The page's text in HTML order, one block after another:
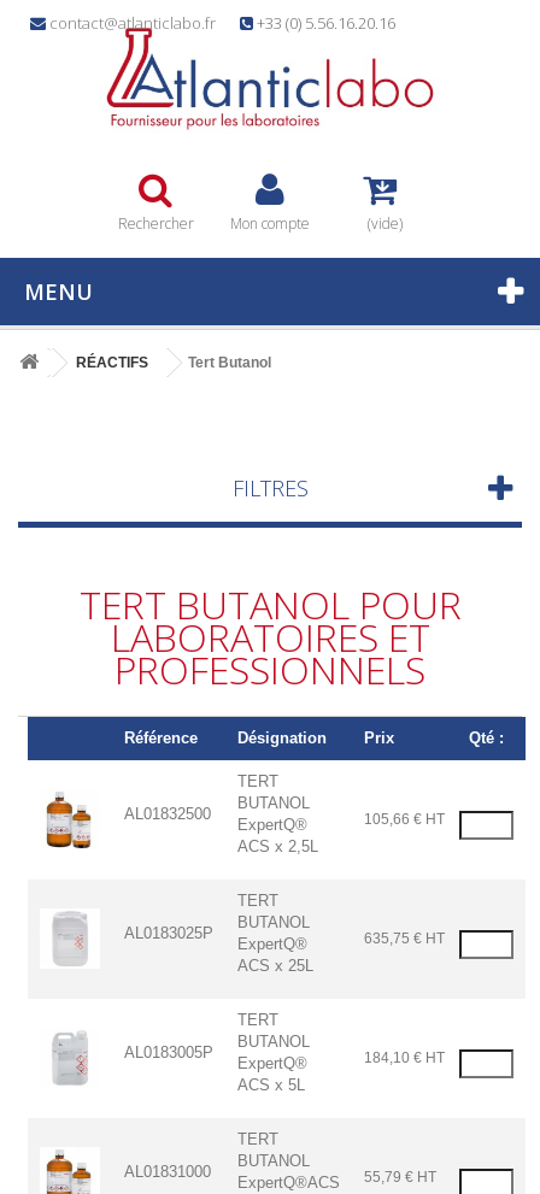
contact@atlanticlabo.fr +33 (0) 5.56.16.20.16
Rechercher Mon compte (vide)
MENU
RÉACTIFS Tert Butanol
FILTRES
TERT BUTANOL POUR
LABORATOIRES ET
PROFESSIONNELS
Référence Désignation Prix Qté :
AL01832500
TERT
BUTANOL
ExpertQ®
ACS x 2,5L
105,66 € HT
AL0183025P
TERT
BUTANOL
ExpertQ®
ACS x 25L
635,75 € HT
AL0183005P
TERT
BUTANOL
ExpertQ®
ACS x 5L
184,10 € HT
AL01831000
TERT
BUTANOL
ExpertQ®ACS
55,79 € HT